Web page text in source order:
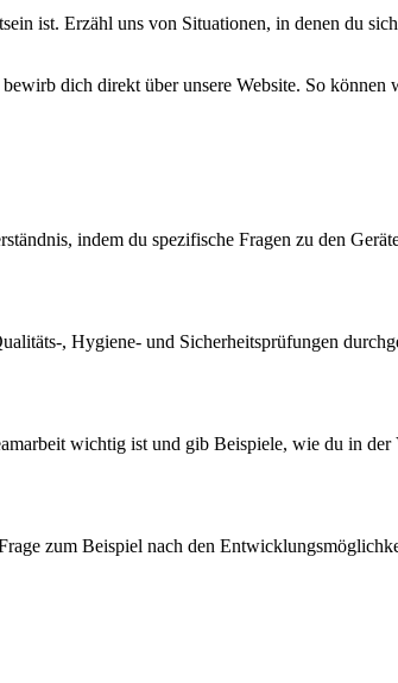
ist. Erzähl uns von Situationen, in denen du
dich direkt über unsere Website. So können
indem du spezifische Fragen zu den
, Hygiene- und Sicherheitsprüfungen
wichtig ist und gib Beispiele, wie du in
zum Beispiel nach den